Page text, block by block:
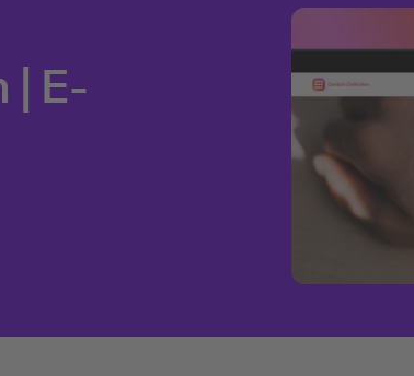
| E-